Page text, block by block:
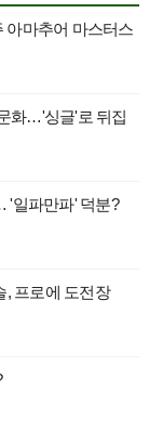
아마추어 마스터스
화…'싱글'로 뒤집
'일파만파' 덕분?
, 프로에 도전장